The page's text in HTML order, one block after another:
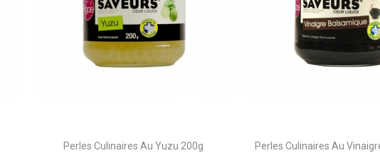
Perles Culinaires Au Yuzu 200g
Perles Culinaires Au